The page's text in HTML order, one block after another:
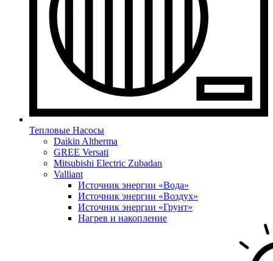
Тепловые Насосы
Daikin Altherma
GREE Versati
Mitsubishi Electric Zubadan
Valliant
Источник энергии «Вода»
Источник энергии «Воздух»
Источник энергии «Грунт»
Нагрев и накопление